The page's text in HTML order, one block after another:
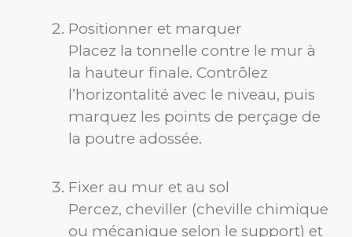
Positionner et marquer
Placez la tonnelle contre le mur à
la hauteur finale. Contrôlez
l’horizontalité avec le niveau, puis
marquez les points de perçage de
la poutre adossée.
Fixer au mur et au sol
Percez, cheviller (cheville chimique
ou mécanique selon le support) et